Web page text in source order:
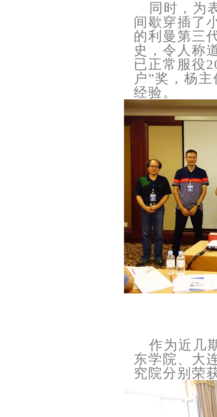
同时，为
间歇穿插了
的利曼第三
史，令人称
已正常服役
户”奖，杨
经验。
作为近几
东学院、大
究院分别荣